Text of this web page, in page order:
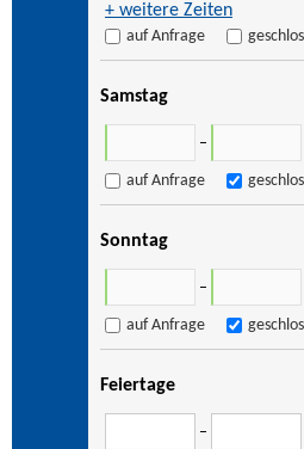
+ weitere Zeiten
auf Anfrage
Samstag
–
auf Anfrage
Sonntag
–
auf Anfrage
Feiertage
–